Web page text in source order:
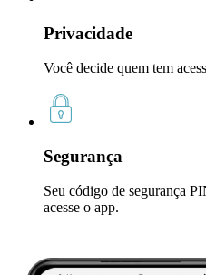
Privacidade
Você decide quem tem
Segurança
Seu código de segurança
acesse o app.